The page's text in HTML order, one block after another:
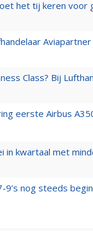
het tij keren voor
Class? Bij
eerste Airbus
in kwartaal met
9’s nog steeds